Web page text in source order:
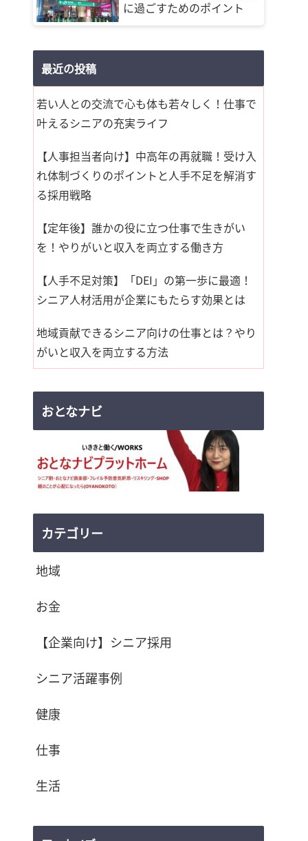
に過ごすためのポイント
最近の投稿
若い人との交流で心も体も若々しく！仕事で
叶えるシニアの充実ライフ
【人事担当者向け】中高年の再就職！受け入
れ体制づくりのポイントと人手不足を解消す
る採用戦略
【定年後】誰かの役に立つ仕事で生きがい
を！やりがいと収入を両立する働き方
【人手不足対策】「DEI」の第一歩に最適！
シニア人材活用が企業にもたらす効果とは
地域貢献できるシニア向けの仕事とは？やり
がいと収入を両立する方法
おとなナビ
カテゴリー
地域
お金
【企業向け】シニア採用
シニア活躍事例
健康
仕事
生活